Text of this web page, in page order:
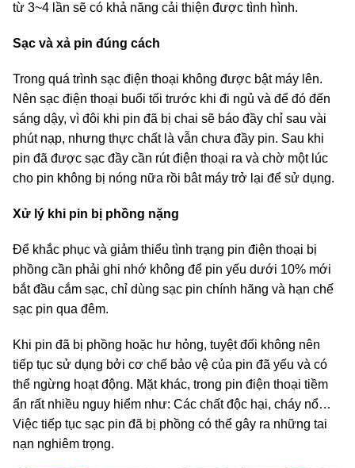
từ 3~4 lần sẽ có khả năng cải thiện được tình hình.
Sạc và xả pin đúng cách
Trong quá trình sạc điện thoại không được bật máy lên.
Nên sạc điện thoại buổi tối trước khi đi ngủ và để đó đến
sáng dậy, vì đôi khi pin đã bị chai sẽ báo đầy chỉ sau vài
phút nạp, nhưng thực chất là vẫn chưa đầy pin. Sau khi
pin đã được sạc đầy cần rút điện thoại ra và chờ một lúc
cho pin không bị nóng nữa rồi bât máy trở lại để sử dụng.
Xử lý khi pin bị phồng nặng
Để khắc phục và giảm thiểu tình trạng pin điện thoại bị
phồng cần phải ghi nhớ không để pin yếu dưới 10% mới
bắt đầu cắm sạc, chỉ dùng sạc pin chính hãng và hạn chế
sạc pin qua đêm.
Khi pin đã bị phồng hoặc hư hỏng, tuyệt đối không nên
tiếp tục sử dụng bởi cơ chế bảo vệ của pin đã yếu và có
thể ngừng hoạt động. Mặt khác, trong pin điện thoại tiềm
ẩn rất nhiều nguy hiểm như: Các chất độc hại, cháy nổ…
Việc tiếp tục sạc pin đã bị phồng có thể gây ra những tai
nạn nghiêm trọng.